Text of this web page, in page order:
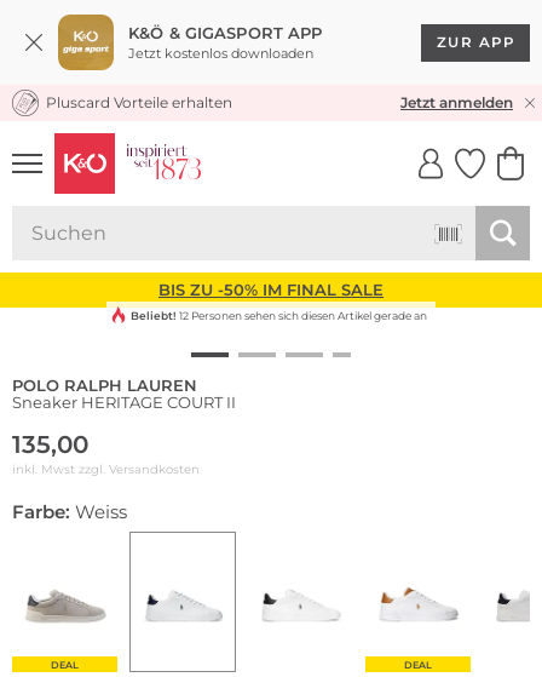
K&Ö & GIGASPORT APP
Jetzt kostenlos downloaden
ZUR APP
KOSTENLOSER VERSAND* & RÜCKVERSAND
Pluscard Vorteile erhalten Jetzt anmelden
UNSERE APP
CLICK &
BIS ZU -50% IM FINAL SALE
Beliebt! 12 Personen sehen sich diesen Artikel gerade an
POLO RALPH LAUREN
Sneaker HERITAGE COURT II
135,00
inkl. Mwst zzgl. Versandkosten
Farbe: Weiss
DEAL DEAL